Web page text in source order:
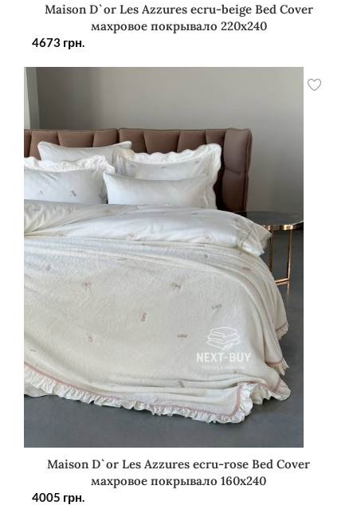
Maison D`or Les Azzures ecru-beige Bed Cover
махровое покрывало 220х240
4673 грн.
Maison D`or Les Azzures ecru-rose Bed Cover
махровое покрывало 160х240
4005 грн.